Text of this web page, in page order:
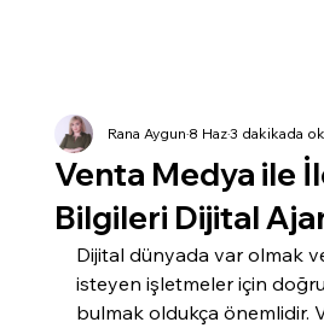
Venta Medya ile
Bilgileri Dijital
Rana Aygun8 Haz3 dakikada
Dijital dünyada var olmak
isteyen işletmeler için doğru
bulmak oldukça önemlidir.